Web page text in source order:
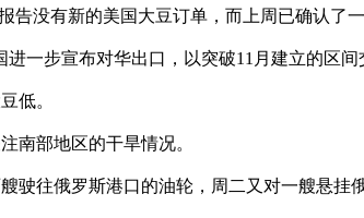
没有新的美国大豆订单，而上周已确认了一
一步宣布对华出口，以突破11月建立的区间
低。
南部地区的干旱情况。
往俄罗斯港口的油轮，周二又对一艘悬挂